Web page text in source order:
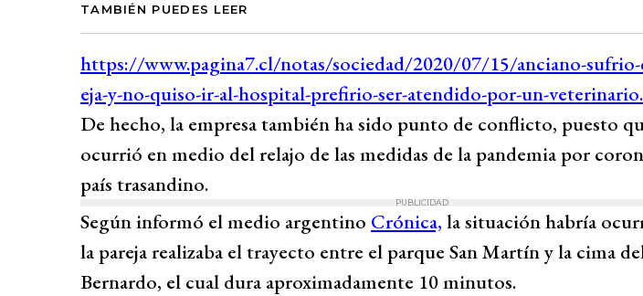
TAMBIÉN PUEDES LEER
De hecho, la empresa también ha sido punto de conflicto, puesto
ocurrió en medio del relajo de las medidas de la pandemia por
país trasandino.
PUBLICIDAD
Según informó el medio argentino Crónica, la situación habría
la pareja realizaba el trayecto entre el parque San Martín y la cima
Bernardo, el cual dura aproximadamente 10 minutos.